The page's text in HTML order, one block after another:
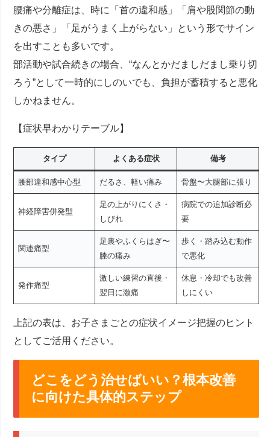
腰痛や分離症は、時に「首の違和感」「肩や股関節の動
きの悪さ」「足がうまく上がらない」という形でサイン
を出すことも多いです。
部活動や試合続きの場合、“なんとかだましだまし乗り切
ろう”として一時的にしのいでも、負担が蓄積すると悪化
しかねません。
【症状早わかりテーブル】
タイプ よくある症状 備考
腰部違和感中心型 だるさ、軽い痛み 骨盤〜大腿部に張り
神経障害併発型
足の上がりにくさ・
しびれ
病院での追加診断必
要
関連痛型
足裏やふくらはぎ〜
膝の痛み
歩く・踏み込む動作
で悪化
発作痛型
激しい練習の直後・
翌日に激痛
休息・冷却でも改善
しにくい
上記の表は、お子さまごとの症状イメージ把握のヒント
としてご活用ください。
どこをどう治せばいい？根本改善
に向けた具体的ステップ